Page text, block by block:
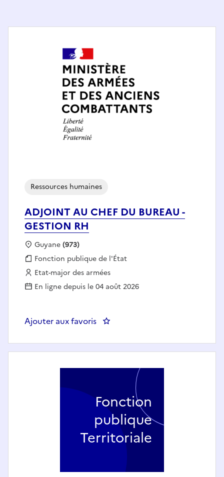
ADJOINT AU CHEF DU BUREAU -
GESTION RH
Ressources humaines
Localisation :
Guyane(973)
Fonction publique :
Fonction publique de l'État
Employeur :
Etat-major des armées
En ligne depuis le 04 août 2026
Ajouter aux favoris : ADJOINT AU CHEF DU
Fonction
publique
Territoriale